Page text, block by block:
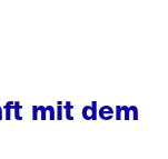
mit dem